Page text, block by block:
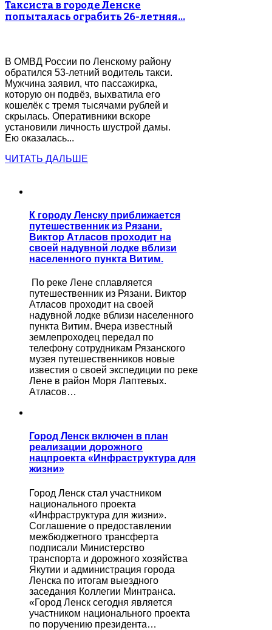
Таксиста в городе Ленске
попыталась ограбить 26-летняя…
В ОМВД России по Ленскому району
обратился 53-летний водитель такси.
Мужчина заявил, что пассажирка,
которую он подвёз, выхватила его
кошелёк с тремя тысячами рублей и
скрылась. Оперативники вскоре
установили личность шустрой дамы.
Ею оказалась...
ЧИТАТЬ ДАЛЬШЕ
К городу Ленску приближается
путешественник из Рязани.
Виктор Атласов проходит на
своей надувной лодке вблизи
населенного пункта Витим.
По реке Лене сплавляется
путешественник из Рязани. Виктор
Атласов проходит на своей
надувной лодке вблизи населенного
пункта Витим. Вчера известный
землепроходец передал по
телефону сотрудникам Рязанского
музея путешественников новые
известия о своей экспедиции по реке
Лене в район Моря Лаптевых.
Атласов…
Город Ленск включен в план
реализации дорожного
нацпроекта «Инфраструктура для
жизни»
Город Ленск стал участником
национального проекта
«Инфраструктура для жизни».
Соглашение о предоставлении
межбюджетного трансферта
подписали Министерство
транспорта и дорожного хозяйства
Якутии и администрация города
Ленска по итогам выездного
заседания Коллегии Минтранса.
«Город Ленск сегодня является
участником национального проекта
по поручению президента…